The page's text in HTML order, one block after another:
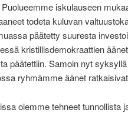
iskulauseen
todeta kuluvan
päätetty suuresta
kristillisdemokraattien
päätettiin. Samoin nyt
ryhmämme äänet
olemme tehneet tunnollista